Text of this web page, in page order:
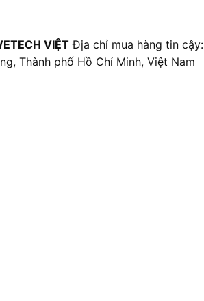
VIỆT Địa chỉ mua hàng tin cậy:
Thành phố Hồ Chí Minh, Việt Nam